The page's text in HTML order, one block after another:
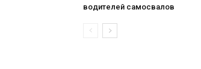
водителей самосвалов